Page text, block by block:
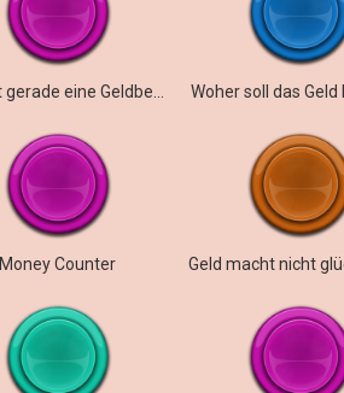
Woher soll das
Money Counter